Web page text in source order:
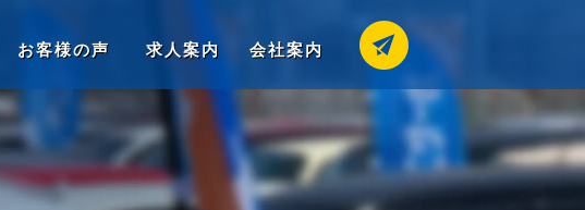
お客様の声 求人案内 会社案内